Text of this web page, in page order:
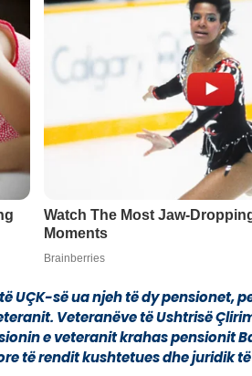
të UÇK-së ua njeh të dy
Veteranëve të Ushtrisë
e veteranit krahas pensionit
të rendit kushtetues dhe juridik të